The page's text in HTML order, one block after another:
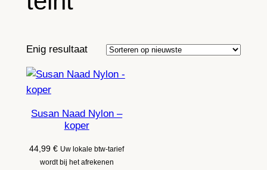
Enig resultaat
Susan Naad Nylon –
koper
44,99€ Uw lokale btw-tarief
wordt bij het afrekenen